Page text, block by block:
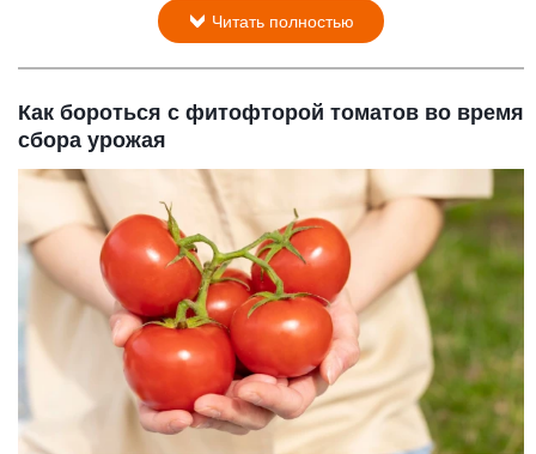
Читать полностью
Как бороться с фитофторой томатов во время
сбора урожая